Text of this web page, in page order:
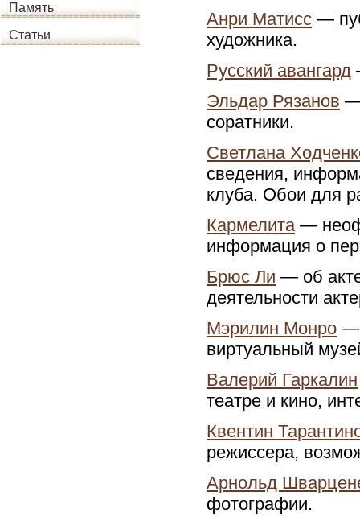
Память
Статьи
Анри Матисс —
художника.
Русский авангард
Эльдар Рязанов —
соратники.
Светлана
сведения,
клуба. Обои для
Кармелита —
информация о
Брюс Ли — об
деятельности
Мэрилин Монро —
виртуальный
Валерий Гаркалин
театре и кино,
Квентин
режиссера,
Арнольд
фотографии.